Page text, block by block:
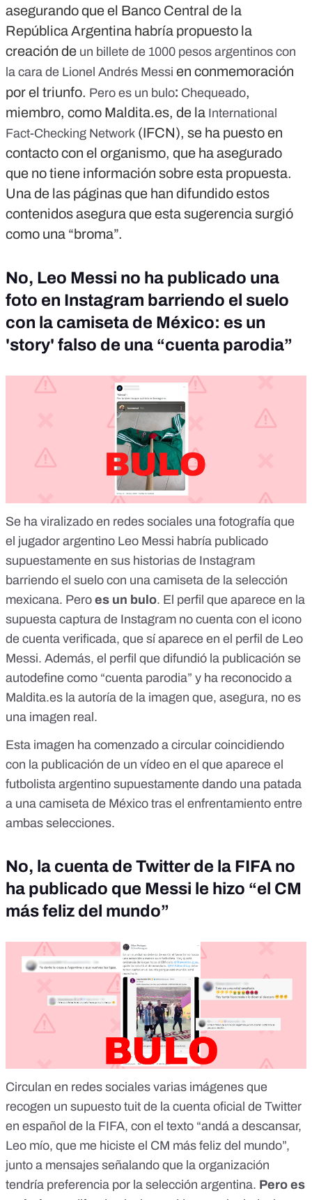
asegurando que el Banco Central de la
República Argentina habría propuesto la
creación de un billete de 1000 pesos argentinos con
la cara de Lionel Andrés Messi en conmemoración
por el triunfo. Pero es un bulo: Chequeado,
miembro, como Maldita.es, de la International
Fact-Checking Network (IFCN), se ha puesto en
contacto con el organismo, que ha asegurado
que no tiene información sobre esta propuesta.
Una de las páginas que han difundido estos
contenidos asegura que esta sugerencia surgió
como una “broma”.
No, Leo Messi no ha publicado una
foto en Instagram barriendo el suelo
con la camiseta de México: es un
'story' falso de una “cuenta parodia”
Se ha viralizado en redes sociales una fotografía que
el jugador argentino Leo Messi habría publicado
supuestamente en sus historias de Instagram
barriendo el suelo con una camiseta de la selección
mexicana. Pero es un bulo. El perfil que aparece en la
supuesta captura de Instagram no cuenta con el icono
de cuenta verificada, que sí aparece en el perfil de Leo
Messi. Además, el perfil que difundió la publicación se
autodefine como “cuenta parodia” y ha reconocido a
Maldita.es la autoría de la imagen que, asegura, no es
una imagen real.
Esta imagen ha comenzado a circular coincidiendo
con la publicación de un vídeo en el que aparece el
futbolista argentino supuestamente dando una patada
a una camiseta de México tras el enfrentamiento entre
ambas selecciones.
No, la cuenta de Twitter de la FIFA no
ha publicado que Messi le hizo “el CM
más feliz del mundo”
Circulan en redes sociales varias imágenes que
recogen un supuesto tuit de la cuenta oficial de Twitter
en español de la FIFA, con el texto “andá a descansar,
Leo mío, que me hiciste el CM más feliz del mundo”,
junto a mensajes señalando que la organización
tendría preferencia por la selección argentina. Pero es